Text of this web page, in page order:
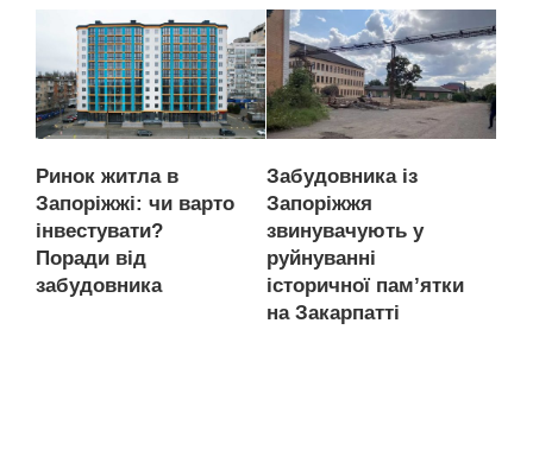
Ринок житла в
Запоріжжі: чи варто
інвестувати?
Поради від
забудовника
Забудовника із
Запоріжжя
звинувачують у
руйнуванні
історичної пам’ятки
на Закарпатті